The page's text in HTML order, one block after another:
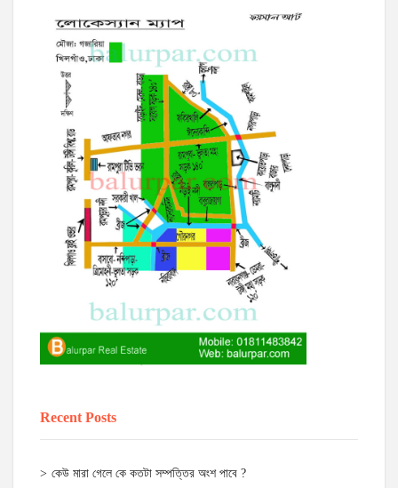
Recent Posts
কেউ মারা গেলে কে কতটা সম্পত্তির অংশ পাবে ?